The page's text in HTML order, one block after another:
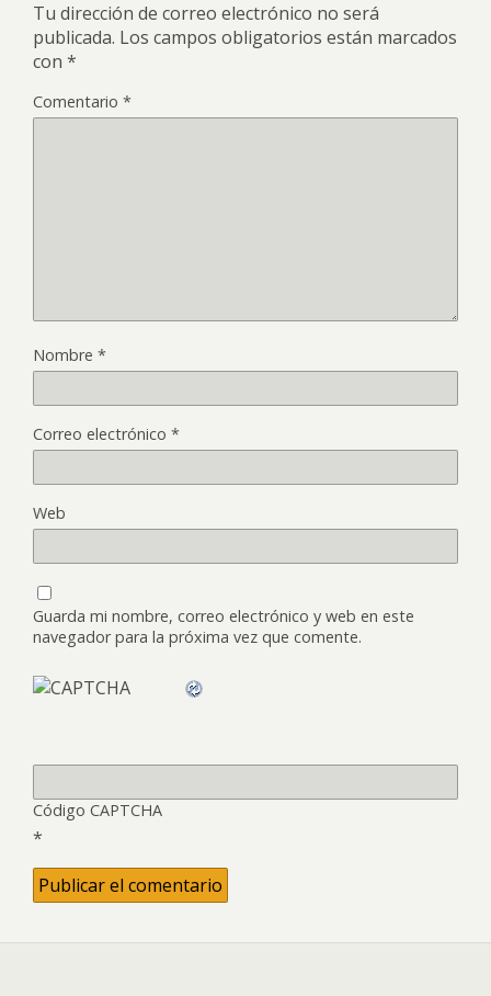
Tu dirección de correo electrónico no será
publicada. Los campos obligatorios están marcados
con *
Comentario *
Nombre *
Correo electrónico *
Web
Guarda mi nombre, correo electrónico y web en este
navegador para la próxima vez que comente.
Código CAPTCHA
*